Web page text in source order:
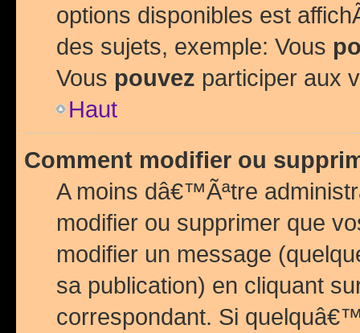
options disponibles est
des sujets, exemple: Vous
Vous pouvez participer aux
Haut
Comment modifier ou
A moins dâ€™Ãªtre
modifier ou supprimer que
modifier un message
sa publication) en cliquant
correspondant. Si